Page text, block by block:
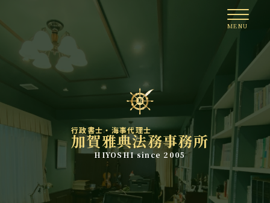
行政書士・海事代理士
加賀雅典法務事務所
HIYOSHI since 2005